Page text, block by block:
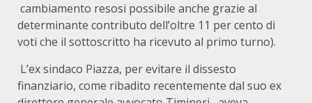
cambiamento resosi possibile anche grazie al
determinante contributo dell’oltre 11 per cento di
voti che il sottoscritto ha ricevuto al primo turno).
L’ex sindaco Piazza, per evitare il dissesto
finanziario, come ribadito recentemente dal suo ex